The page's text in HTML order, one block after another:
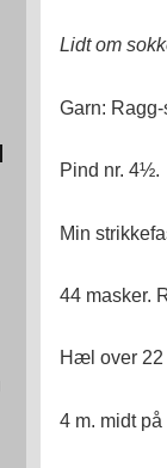
Lidt om
Garn:
Pind nr. 4½.
Min
44 masker.
Hæl over 22
4 m. midt